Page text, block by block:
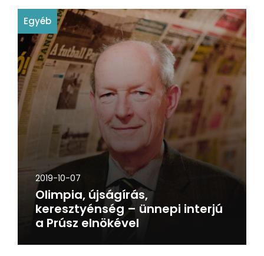
Egyéb
2019-10-07
Olimpia, újságírás,
keresztyénség – ünnepi interjú
a Prúsz elnökével